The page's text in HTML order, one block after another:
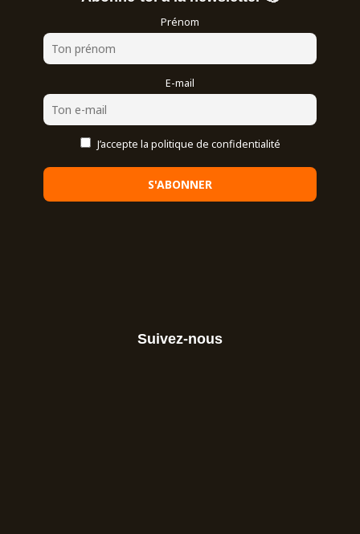
Prénom
E-mail
J’accepte la politique de confidentialité
Suivez-nous